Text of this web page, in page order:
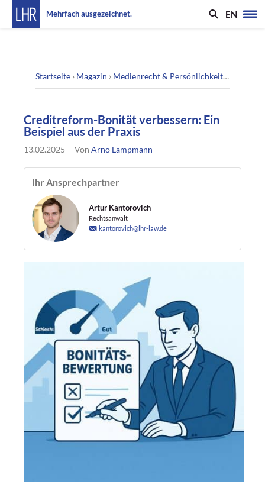
Mehrfach ausgezeichnet. EN
Startseite › Magazin › Medienrecht & Persönlichkeitsrecht
Creditreform-Bonität verbessern: Ein
Beispiel aus der Praxis
13.02.2025 VonArno Lampmann
Ihr Ansprechpartner
Artur Kantorovich
Rechtsanwalt
kantorovich@lhr-law.de